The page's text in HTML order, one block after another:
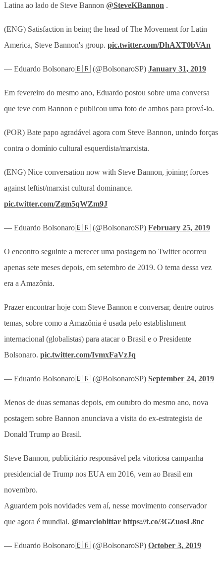
Latina ao lado de Steve Bannon @SteveKBannon .
(ENG) Satisfaction in being the head of The Movement for Latin
America, Steve Bannon's group. pic.twitter.com/DhAXT0bVAn
— Eduardo Bolsonaro🇧🇷 (@BolsonaroSP) January 31, 2019
Em fevereiro do mesmo ano, Eduardo postou sobre uma conversa
que teve com Bannon e publicou uma foto de ambos para prová-lo.
(POR) Bate papo agradável agora com Steve Bannon, unindo forças
contra o domínio cultural esquerdista/marxista.
(ENG) Nice conversation now with Steve Bannon, joining forces
against leftist/marxist cultural dominance.
pic.twitter.com/Zgm5qWZm9J
— Eduardo Bolsonaro🇧🇷 (@BolsonaroSP) February 25, 2019
O encontro seguinte a merecer uma postagem no Twitter ocorreu
apenas sete meses depois, em setembro de 2019. O tema dessa vez
era a Amazônia.
Prazer encontrar hoje com Steve Bannon e conversar, dentre outros
temas, sobre como a Amazônia é usada pelo establishment
internacional (globalistas) para atacar o Brasil e o Presidente
Bolsonaro. pic.twitter.com/IvmxFaVzJq
— Eduardo Bolsonaro🇧🇷 (@BolsonaroSP) September 24, 2019
Menos de duas semanas depois, em outubro do mesmo ano, nova
postagem sobre Bannon anunciava a visita do ex-estrategista de
Donald Trump ao Brasil.
Steve Bannon, publicitário responsável pela vitoriosa campanha
presidencial de Trump nos EUA em 2016, vem ao Brasil em
novembro.
Aguardem pois novidades vem aí, nesse movimento conservador
que agora é mundial. @marciobittar https://t.co/3GZuosL8nc
— Eduardo Bolsonaro🇧🇷 (@BolsonaroSP) October 3, 2019